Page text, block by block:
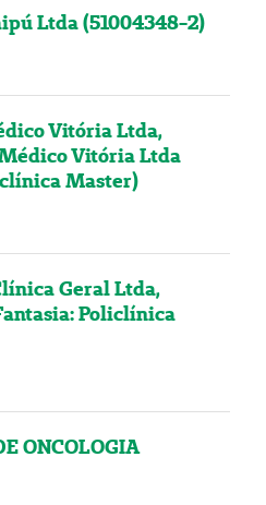
Ltda (51004348-2)
Vitória Ltda,
Vitória Ltda
Master)
Geral Ltda,
Policlínica
ONCOLOGIA